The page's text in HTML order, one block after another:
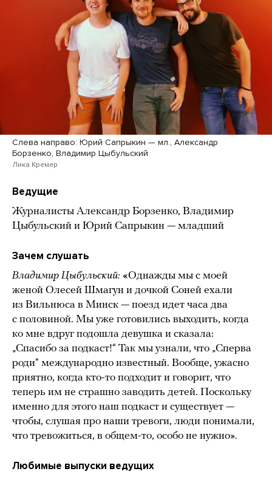
Слева направо: Юрий Сапрыкин — мл., Александр
Борзенко, Владимир Цыбульский
Лика Кремер
Ведущие
Журналисты Александр Борзенко, Владимир
Цыбульский и Юрий Сапрыкин — младший
Зачем слушать
Владимир Цыбульский: «Однажды мы с моей
женой Олесей Шмагун и дочкой Соней ехали
из Вильнюса в Минск — поезд идет часа два
с половиной. Мы уже готовились выходить, когда
ко мне вдруг подошла девушка и сказала:
„Спасибо за подкаст!“ Так мы узнали, что „Сперва
роди“ международно известный. Вообще, ужасно
приятно, когда кто-то подходит и говорит, что
теперь им не страшно заводить детей. Поскольку
именно для этого наш подкаст и существует —
чтобы, слушая про наши тревоги, люди понимали,
что тревожиться, в общем-то, особо не нужно».
Любимые выпуски ведущих